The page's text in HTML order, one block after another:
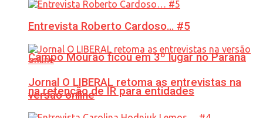
Campo Mourão ficou em 3º lugar no Paraná
na retenção de IR para entidades
Entrevista Roberto Cardoso… #5
Jornal O LIBERAL retoma as entrevistas na
versão online